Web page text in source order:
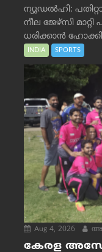
ന്യൂഡൽഹി:
നീല ജേഴ്‌സി
ധരിക്കാൻ ഹോക്കി
INDIA SPORTS
Aug 4, 2026
കേരള